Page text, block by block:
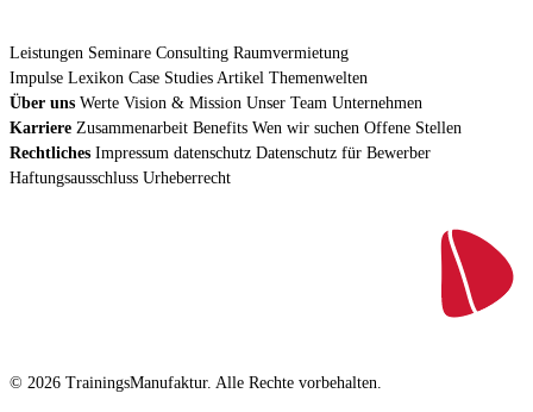
Leistungen Seminare Consulting Raumvermietung
Impulse Lexikon Case Studies Artikel Themenwelten
Über uns Werte Vision & Mission Unser Team Unternehmen
Karriere Zusammenarbeit Benefits Wen wir suchen Offene Stellen
Rechtliches Impressum datenschutz Datenschutz für Bewerber
Haftungsausschluss Urheberrecht
© 2026 TrainingsManufaktur. Alle Rechte vorbehalten.